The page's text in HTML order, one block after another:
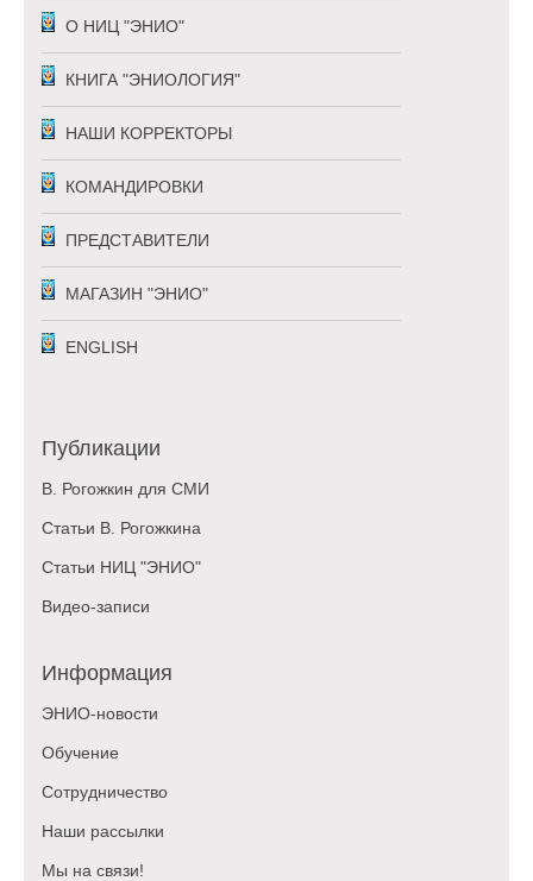
О НИЦ "ЭНИО"
КНИГА "ЭНИОЛОГИЯ"
НАШИ КОРРЕКТОРЫ
КОМАНДИРОВКИ
ПРЕДСТАВИТЕЛИ
МАГАЗИН "ЭНИО"
ENGLISH
Публикации
В. Рогожкин для СМИ
Статьи В. Рогожкина
Статьи НИЦ "ЭНИО"
Видео-записи
Информация
ЭНИО-новости
Обучение
Сотрудничество
Наши рассылки
Мы на связи!